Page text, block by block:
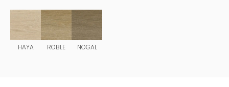
HAYA ROBLE NOGAL